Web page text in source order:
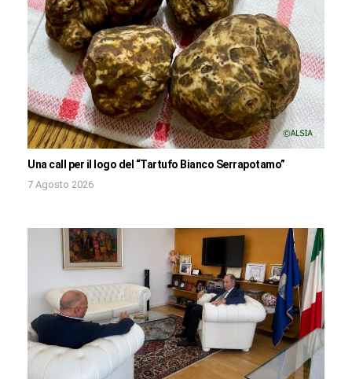
Una call per il logo del “Tartufo Bianco Serrapotamo”
7 Agosto 2026